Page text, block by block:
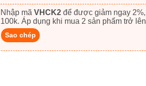
Nhập mã VHCK2để được giảm ngay 2%, tối đa
100k. Áp dụng khi mua 2 sản phẩm trở lên
Sao chép